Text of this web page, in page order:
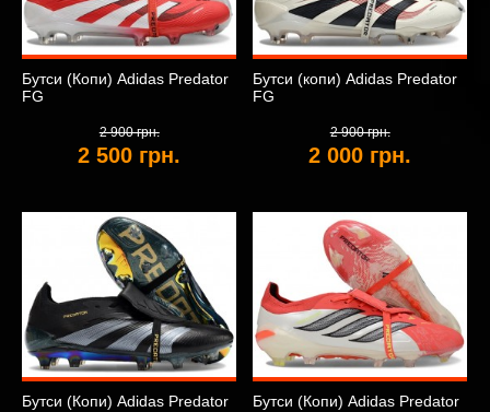
Бутси (Копи) Adidas Predator
FG
2 900 грн.
2 500 грн.
Бутси (копи) Adidas Predator
FG
2 900 грн.
2 000 грн.
Бутси (Копи) Adidas Predator
Бутси (Копи) Adidas Predator